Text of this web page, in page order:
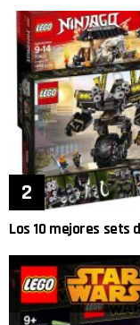
Los 10 mejores sets